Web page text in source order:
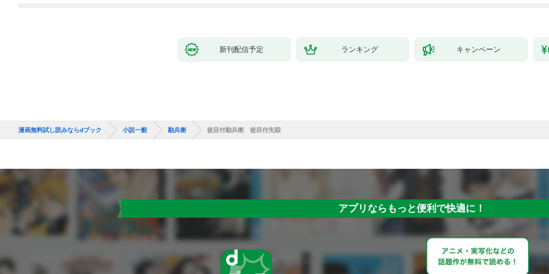
新刊配信予定 ランキング キャンペーン
漫画無料試し読みならdブック 小説一般 勘兵衛 徒目付勘兵衛 徒目付失踪
アプリならもっと便利で快適に！